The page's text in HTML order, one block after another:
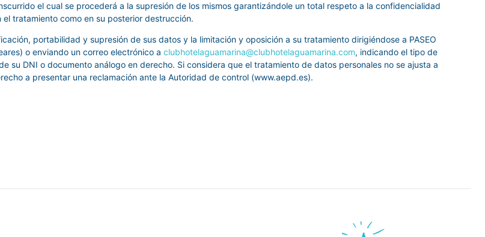
el cual se procederá a la supresión de los mismos garantizándole un total respeto a la confidencialidad
el tratamiento como en su posterior destrucción.
portabilidad y supresión de sus datos y la limitación y oposición a su tratamiento dirigiéndose a PASEO
o enviando un correo electrónico a clubhotelaguamarina@clubhotelaguamarina.com, indicando el tipo de
su DNI o documento análogo en derecho. Si considera que el tratamiento de datos personales no se ajusta a
a presentar una reclamación ante la Autoridad de control (www.aepd.es).